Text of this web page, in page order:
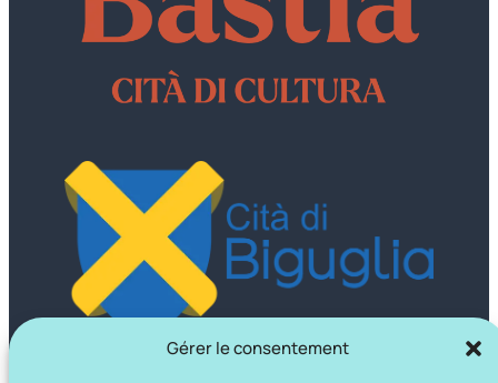
Gérer le consentement